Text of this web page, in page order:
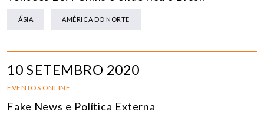
ÁSIA AMÉRICA DO NORTE
10 SETEMBRO 2020
EVENTOS ONLINE
Fake News e Política Externa